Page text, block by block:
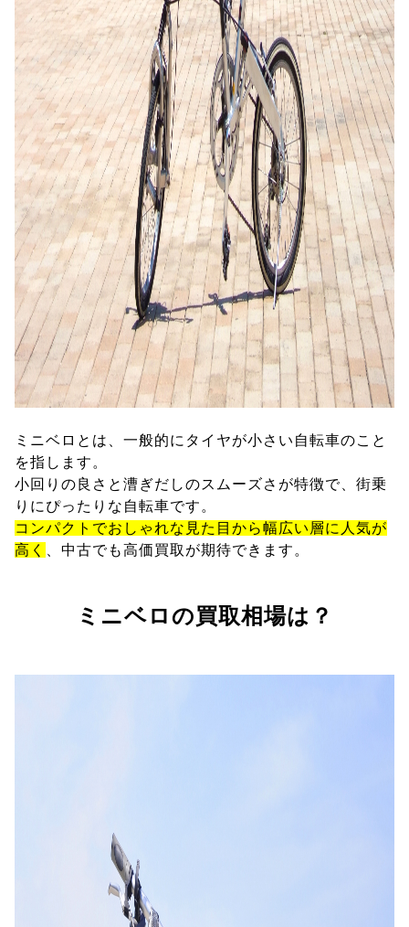
ミニベロとは、一般的にタイヤが小さい自転車のこと
を指します。
小回りの良さと漕ぎだしのスムーズさが特徴で、街乗
りにぴったりな自転車です。
コンパクトでおしゃれな見た目から幅広い層に人気が
高く
、中古でも高価買取が期待できます。
ミニベロの買取相場は？